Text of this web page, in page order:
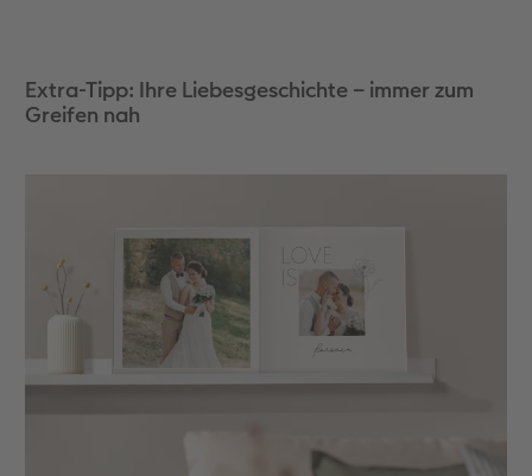
Extra-Tipp: Ihre Liebesgeschichte – immer zum
Greifen nah